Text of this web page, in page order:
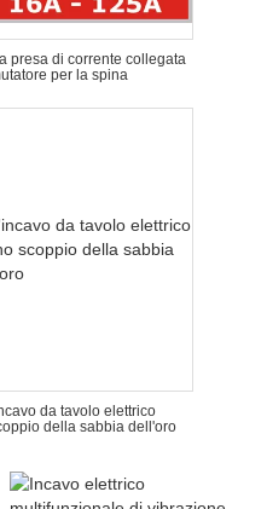
presa di corrente collegata
per la spina
da tavolo elettrico
della sabbia dell'oro